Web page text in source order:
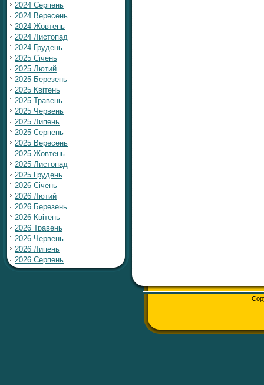
2024 Серпень
2024 Вересень
2024 Жовтень
2024 Листопад
2024 Грудень
2025 Січень
2025 Лютий
2025 Березень
2025 Квітень
2025 Травень
2025 Червень
2025 Липень
2025 Серпень
2025 Вересень
2025 Жовтень
2025 Листопад
2025 Грудень
2026 Січень
2026 Лютий
2026 Березень
2026 Квітень
2026 Травень
2026 Червень
2026 Липень
2026 Серпень